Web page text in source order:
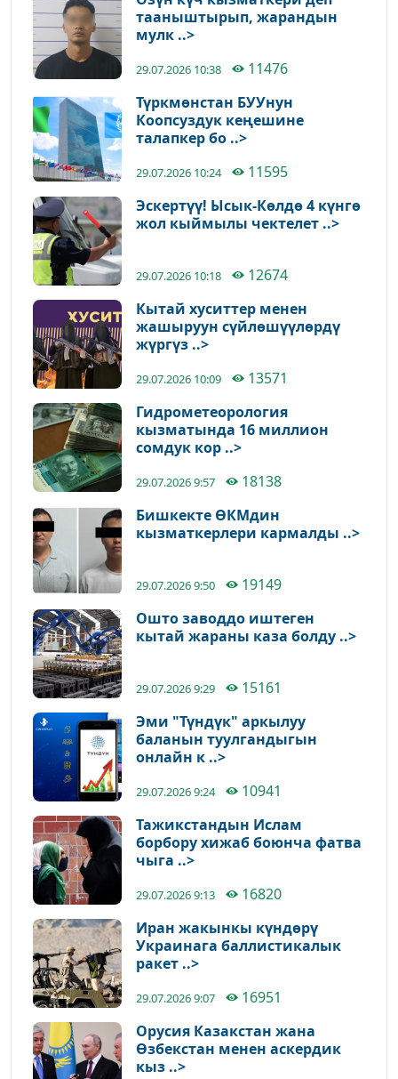
тааныштырып, жарандын
мулк ..>
29.07.2026 10:38
11476
Түркмөнстан БУУнун
Коопсуздук кеңешине
талапкер бо ..>
29.07.2026 10:24
11595
Эскертүү! Ысык-Көлдө 4 күнгө
жол кыймылы чектелет ..>
29.07.2026 10:18
12674
Кытай хуситтер менен
жашыруун сүйлөшүүлөрдү
жүргүз ..>
29.07.2026 10:09
13571
Гидрометеорология
кызматында 16 миллион
сомдук кор ..>
29.07.2026 9:57
18138
Бишкекте ӨКМдин
кызматкерлери кармалды ..>
29.07.2026 9:50
19149
Ошто заводдо иштеген
кытай жараны каза болду ..>
29.07.2026 9:29
15161
Эми "Түндүк" аркылуу
баланын туулгандыгын
онлайн к ..>
29.07.2026 9:24
10941
Тажикстандын Ислам
борбору хижаб боюнча фатва
чыга ..>
29.07.2026 9:13
16820
Иран жакынкы күндөрү
Украинага баллистикалык
ракет ..>
29.07.2026 9:07
16951
Орусия Казакстан жана
Өзбекстан менен аскердик
кыз ..>